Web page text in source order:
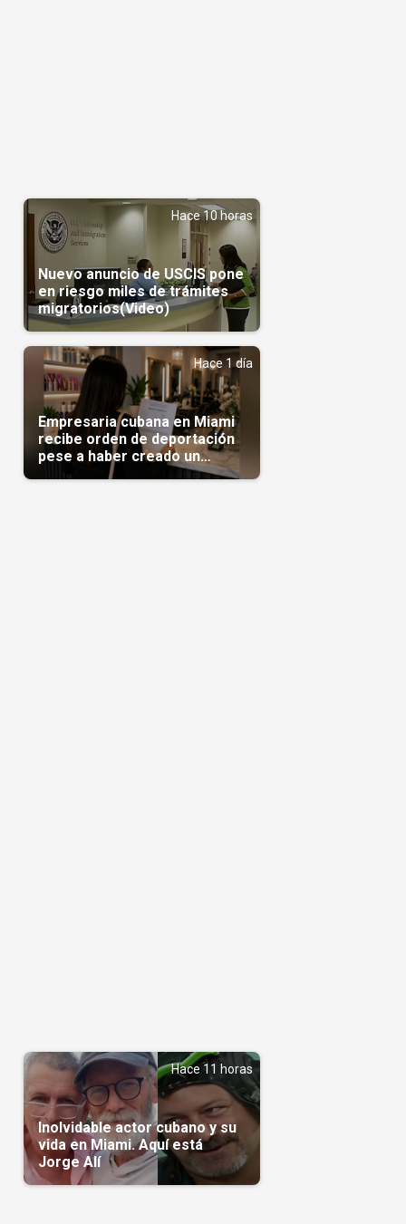
Hace 10 horas
Nuevo anuncio de USCIS pone
en riesgo miles de trámites
migratorios(Video)
Hace 1 día
Empresaria cubana en Miami
recibe orden de deportación
pese a haber creado un
Hace 11 horas
Inolvidable actor cubano y su
vida en Miami. Aquí está
Jorge Alí